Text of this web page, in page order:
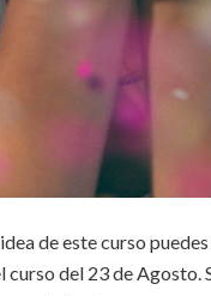
de este curso
curso del 23 de Agosto.